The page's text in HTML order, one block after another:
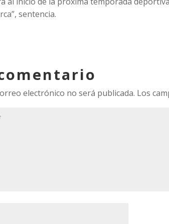
sentencia.
electrónico no será publicada. Los